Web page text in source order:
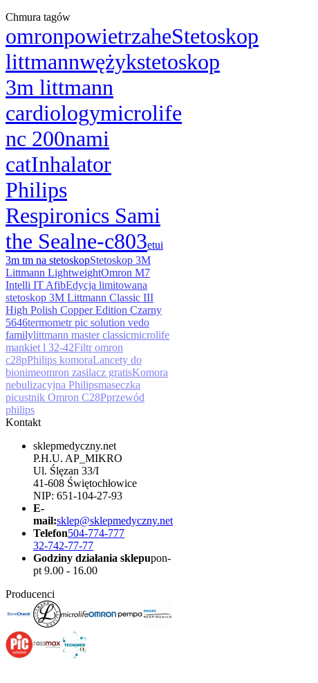
Chmura tagów
omronpowietrzaheStetoskop
littmannwężykstetoskop
3m littmann
cardiologymicrolife
nc 200nami
catInhalator
Philips
Respironics Sami
the Sealne-c803etui
3m tm na stetoskopStetoskop 3M
Littmann LightweightOmron M7
Intelli IT AfibEdycja limitowana
stetoskop 3M Littmann Classic III
High Polish Copper Edition Czarny
5646termometr pic solution vedo
familylittmann master classicmicrolife
mankiet l 32-42Filtr omron
c28pPhilips komoraLancety do
bionimeomron zasilacz gratisKomora
nebulizacyjna Philipsmaseczka
picustnik Omron C28Pprzewód
philips
Kontakt
sklepmedyczny.net
P.H.U. AP_MIKRO
Ul. Ślęzan 33/I
41-608 Świętochłowice
NIP: 651-104-27-93
E-
mail:sklep@sklepmedyczny.net
Telefon504-774-777
32-742-77-77
Godziny działania sklepupon-
pt 9.00 - 16.00
Producenci